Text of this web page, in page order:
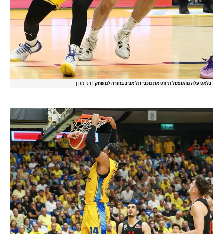
בלאט עלה מהספסל וניווט את מכבי תל אביב בחזרה למשחק דני מרון